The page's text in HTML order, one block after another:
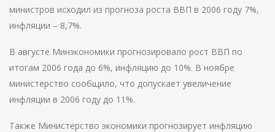
министров исходил из прогноза роста ВВП в 2006 году 7%,
инфляции – 8,7%.
В августе Минэкономики прогнозировало рост ВВП по
итогам 2006 года до 6%, инфляцию до 10%. В ноябре
министерство сообщило, что допускает увеличение
инфляции в 2006 году до 11%.
Также Министерство экономики прогнозирует инфляцию